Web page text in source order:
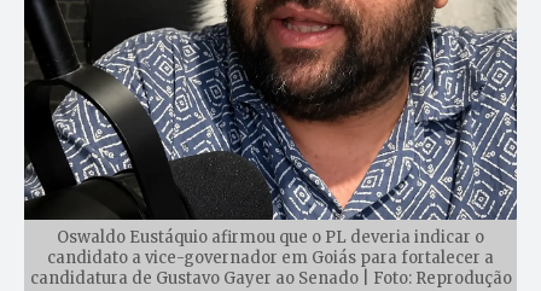
Oswaldo Eustáquio afirmou que o PL deveria indicar o
candidato a vice-governador em Goiás para fortalecer a
candidatura de Gustavo Gayer ao Senado | Foto: Reprodução